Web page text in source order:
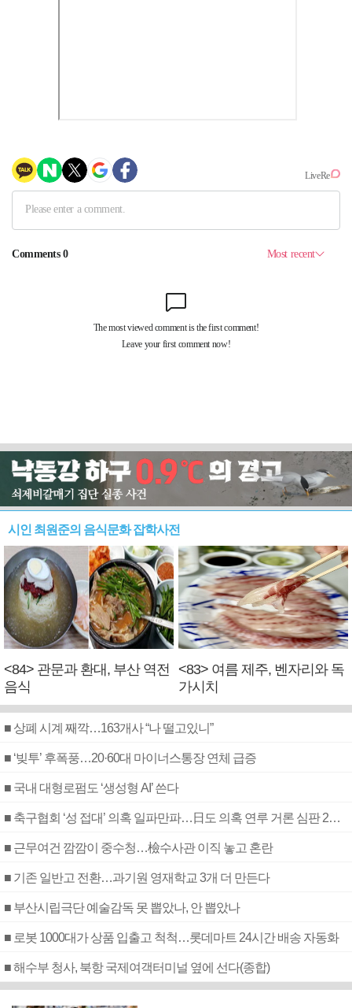
시인 최원준의 음식문화 잡학사전
<84> 관문과 환대, 부산 역전
음식
<83> 여름 제주, 벤자리와 독
가시치
■ 상폐 시계 째깍…163개사 “나 떨고있니”
■ ‘빚투’ 후폭풍…20·60대 마이너스통장 연체 급증
■ 국내 대형로펌도 ‘생성형 AI’ 쓴다
■ 축구협회 ‘성 접대’ 의혹 일파만파…日도 의혹 연루 거론 심판 2명 조사
■ 근무여건 깜깜이 중수청…檢수사관 이직 놓고 혼란
■ 기존 일반고 전환…과기원 영재학교 3개 더 만든다
■ 부산시립극단 예술감독 못 뽑았나, 안 뽑았나
■ 로봇 1000대가 상품 입출고 척척…롯데마트 24시간 배송 자동화
■ 해수부 청사, 북항 국제여객터미널 옆에 선다(종합)